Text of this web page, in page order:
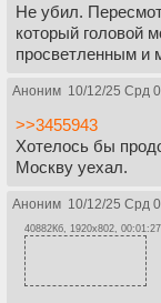
Не убил.
который головой
просветленным и
Аноним 10/12/25 Срд
>>3455943
Хотелось бы
Москву уехал.
Аноним 10/12/25 Срд
40882Кб, 1920x802, 00:01:27